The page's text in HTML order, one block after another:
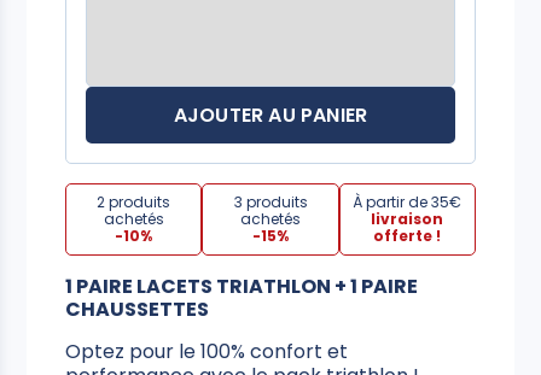
AJOUTER AU PANIER
2 produits
achetés
-10%
3 produits
achetés
-15%
À partir de 35€
livraison
offerte !
1 PAIRE LACETS TRIATHLON + 1 PAIRE
CHAUSSETTES
Optez pour le 100% confort et